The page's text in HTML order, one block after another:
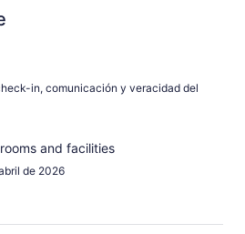
in, comunicación y veracidad del
and facilities
de 2026